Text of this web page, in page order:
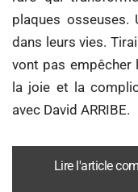
plaques
dans leurs vies.
vont pas empêcher
la joie et la
avec David ARRIBE.
Lire l'article